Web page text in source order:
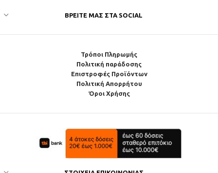
ΒΡΕΊΤΕ ΜΑΣ ΣΤΑ SOCIAL
Τρόποι Πληρωμής
Πολιτική παράδοσης
Επιστροφές Προϊόντων
Πολιτική Απορρήτου
Όροι Χρήσης